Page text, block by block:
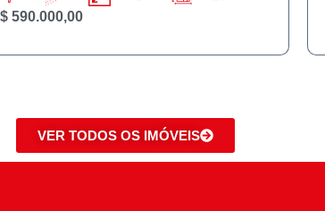
590.000,00
VER TODOS OS IMÓVEIS